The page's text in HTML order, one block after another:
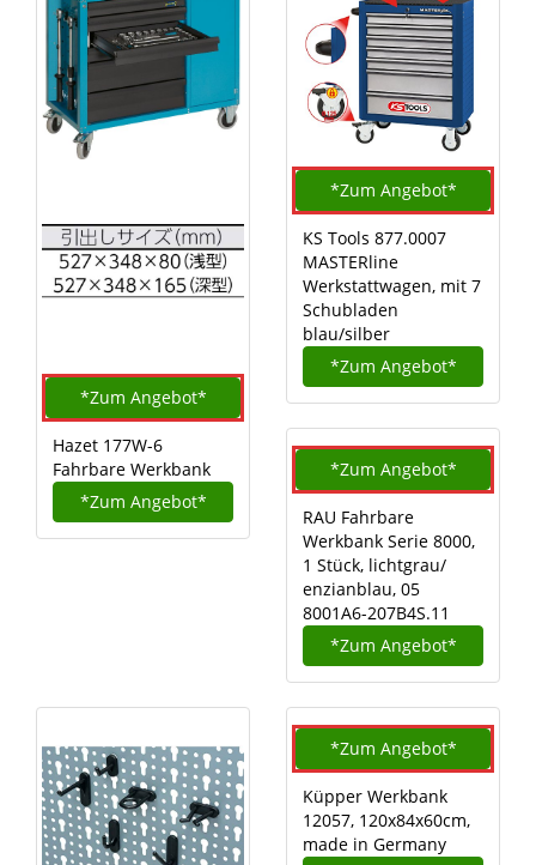
*Zum Angebot*
Hazet 177W-6
Fahrbare Werkbank
*Zum Angebot*
*Zum Angebot*
KS Tools 877.0007
MASTERline
Werkstattwagen, mit 7
Schubladen
blau/silber
*Zum Angebot*
*Zum Angebot*
RAU Fahrbare
Werkbank Serie 8000,
1 Stück, lichtgrau/
enzianblau, 05
8001A6-207B4S.11
*Zum Angebot*
*Zum Angebot*
Küpper Werkbank
12057, 120x84x60cm,
made in Germany